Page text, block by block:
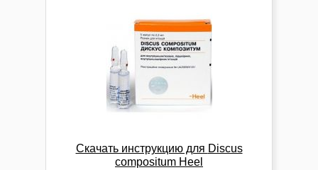
Скачать инструкцию для Discus
compositum Heel